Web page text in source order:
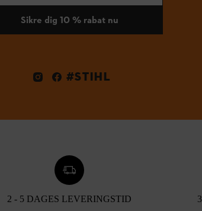
Sikre dig 10 % rabat nu
#STIHL
2 - 5 DAGES LEVERINGSTID